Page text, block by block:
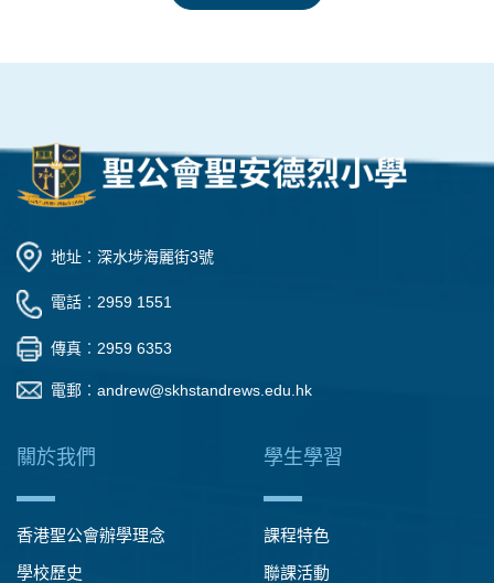
地址︰深水埗海麗街3號
電話︰2959 1551
傳真︰2959 6353
電郵︰ andrew@skhstandrews.edu.hk
關於我們
香港聖公會辦學理念
學校歷史
學生學習
課程特色
聯課活動